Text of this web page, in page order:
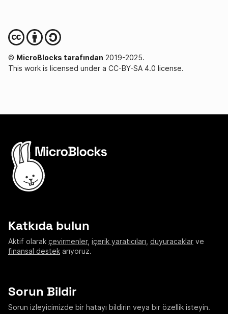
© MicroBlocks tarafından 2019-2025.
This work is licensed under a CC-BY-SA 4.0 license.
Katkıda bulun
Aktif olarak çevirmenler, içerik yaratıcıları duyuracaklar ve
finansal destek arıyoruz.
Sorun Bildir
Sorun izleyicimizde bir hatayı bildirin veya bir özellik isteyin.